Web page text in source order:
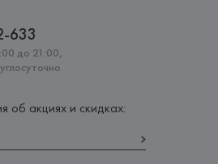
633
до 21:00,
об акциях и скидках: